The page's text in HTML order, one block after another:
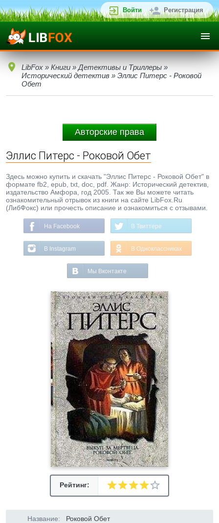
Войти Регистрация
LibFox » Книги » Детективы и Триллеры »
Исторический детектив » Эллис Питерс - Роковой
Обет
Авторские права
Эллис Питерс - Роковой Обет
Здесь можно купить и скачать "Эллис Питерс - Роковой Обет" в
формате fb2, epub, txt, doc, pdf. Жанр: Исторический детектив,
издательство Амфора, год 2005. Так же Вы можете читать
ознакомительный отрывок из книги на сайте LibFox.Ru
(ЛибФокс) или прочесть описание и ознакомиться с отзывами.
На Facebook В Твиттере
В Instagram В Одноклассниках
Мы Вконтакте
Рейтинг:
Название: Роковой Обет